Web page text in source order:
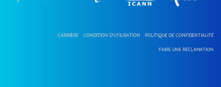
POLITIQUE DE CONFIDENTIALITÉ
CONDITION D'UTILISATION
CARRIÈRE
FAIRE UNE RÉCLAMATION